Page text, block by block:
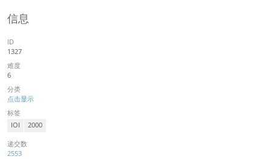
信息
ID
1327
难度
6
分类
点击显示
标签
IOI 2000
递交数
2553